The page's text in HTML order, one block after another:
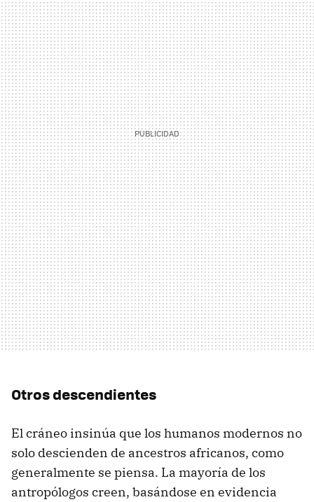
Otros descendientes
El cráneo insinúa que los humanos modernos no
solo descienden de ancestros africanos, como
generalmente se piensa. La mayoría de los
antropólogos creen, basándose ​​en evidencia